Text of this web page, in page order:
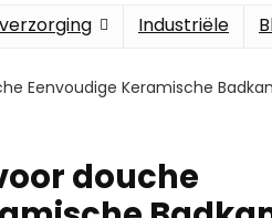
Industriële
Eenvoudige Keramische
douche